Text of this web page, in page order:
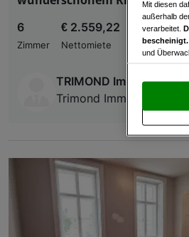
6
Zimmer
€ 2.559,22
Nettomiete
TRIMOND
Trimond
Mit diesen
außerhalb
verarbeitet.
bescheinigt.
und
und
„Cookie
Verwendung
Zugriff auf
und der